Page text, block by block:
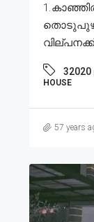
തൊടുപുഴ
32020
HOUSE
57 years